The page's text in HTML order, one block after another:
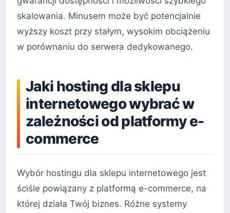
skalowania. Minusem może być potencjalnie
wyższy koszt przy stałym, wysokim obciążeniu
w porównaniu do serwera dedykowanego.
Jaki hosting dla sklepu
internetowego wybrać w
zależności od platformy e-
commerce
Wybór hostingu dla sklepu internetowego jest
ściśle powiązany z platformą e-commerce, na
której działa Twój biznes. Różne systemy